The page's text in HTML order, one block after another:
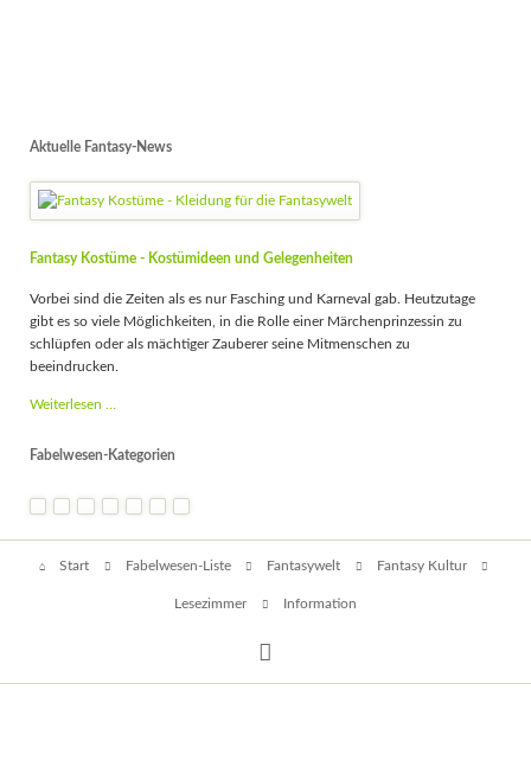
Aktuelle Fantasy-News
Fantasy Kostüme - Kostümideen und Gelegenheiten
Vorbei sind die Zeiten als es nur Fasching und Karneval gab. Heutzutage
gibt es so viele Möglichkeiten, in die Rolle einer Märchenprinzessin zu
schlüpfen oder als mächtiger Zauberer seine Mitmenschen zu
beeindrucken.
Weiterlesen …
-
Gelegenheiten
Fabelwesen-Kategorien
Start Fabelwesen-Liste Fantasywelt Fantasy Kultur
Lesezimmer Information